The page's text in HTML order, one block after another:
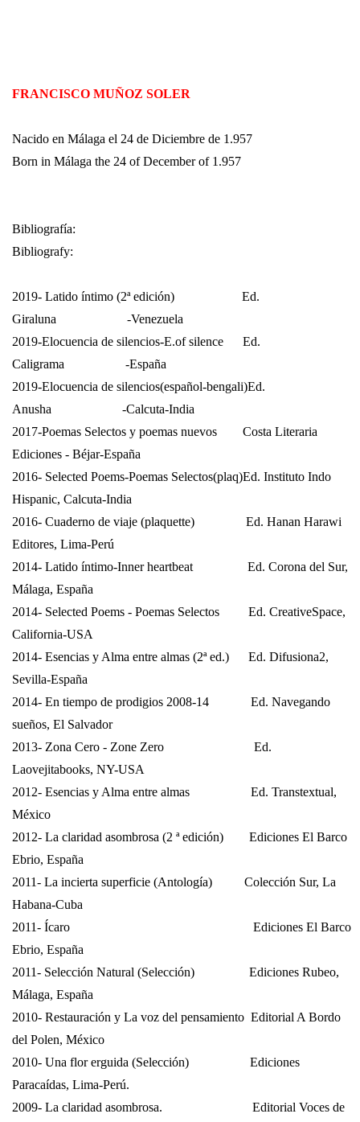
FRANCISCO MUÑOZ SOLER
Nacido en Málaga el 24 de Diciembre de 1.957
Born in Málaga the 24 of December of 1.957
Bibliografía:
Bibliografy:
2019- Latido íntimo (2ª edición)
Ed.
Giraluna
-Venezuela
2019-Elocuencia de silencios-E.of silence
Ed.
Caligrama
-España
2019-Elocuencia de silencios(español-bengali)Ed.
Anusha
-Calcuta-India
2017-Poemas Selectos y poemas nuevos
Costa Literaria
Ediciones - Béjar-España
2016- Selected Poems-Poemas Selectos(plaq)Ed. Instituto Indo
Hispanic, Calcuta-India
2016- Cuaderno de viaje (plaquette)
Ed. Hanan Harawi
Editores, Lima-Perú
2014- Latido íntimo-Inner heartbeat
Ed. Corona del Sur,
Málaga, España
2014- Selected Poems - Poemas Selectos
Ed. CreativeSpace,
California-USA
2014- Esencias y Alma entre almas (2ª ed.)
Ed. Difusiona2,
Sevilla-España
2014- En tiempo de prodigios 2008-14
Ed. Navegando
sueños, El Salvador
2013- Zona Cero - Zone Zero
Ed.
Laovejitabooks, NY-USA
2012- Esencias y Alma entre almas
Ed. Transtextual,
México
2012- La claridad asombrosa (2 ª edición)
Ediciones El Barco
Ebrio, España
2011- La incierta superficie (Antología)
Colección Sur, La
Habana-Cuba
2011- Ícaro
Ediciones El Barco
Ebrio, España
2011- Selección Natural (Selección)
Ediciones Rubeo,
Málaga, España
2010- Restauración y La voz del pensamiento Editorial A Bordo
del Polen, México
2010- Una flor erguida (Selección)
Ediciones
Paracaídas, Lima-Perú.
2009- La claridad asombrosa.
Editorial Voces de